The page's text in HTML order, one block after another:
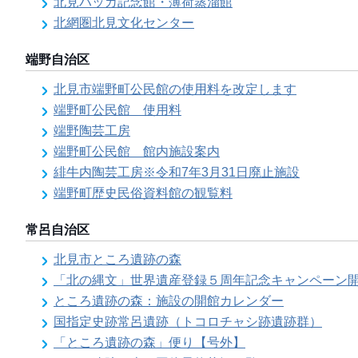
北網圏北見文化センター
端野自治区
北見市端野町公民館の使用料を改定します
端野町公民館 使用料
端野陶芸工房
端野町公民館 館内施設案内
緋牛内陶芸工房※令和7年3月31日廃止施設
端野町歴史民俗資料館の観覧料
常呂自治区
北見市ところ遺跡の森
「北の縄文」世界遺産登録５周年記念キャンペーン
ところ遺跡の森：施設の開館カレンダー
国指定史跡常呂遺跡（トコロチャシ跡遺跡群）
「ところ遺跡の森」便り【号外】